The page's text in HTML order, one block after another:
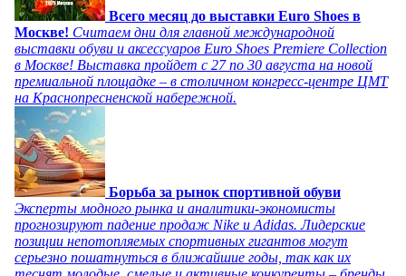
Всего месяц до выставки Euro Shoes в
Москве! Считаем дни для главной международной
выставки обуви и аксессуаров Euro Shoes Premiere Collection
в Москве! Выставка пройдет с 27 по 30 августа на новой
премиальной площадке – в столичном конгресс-центре ЦМТ
на Краснопресненской набережной.
Борьба за рынок спортивной обуви
Эксперты модного рынка и аналитики-экономисты
прогнозируют падение продаж Nike и Adidas. Лидерские
позиции непотопляемых спортивных гигантов могут
серьезно пошатнуться в ближайшие годы, так как их